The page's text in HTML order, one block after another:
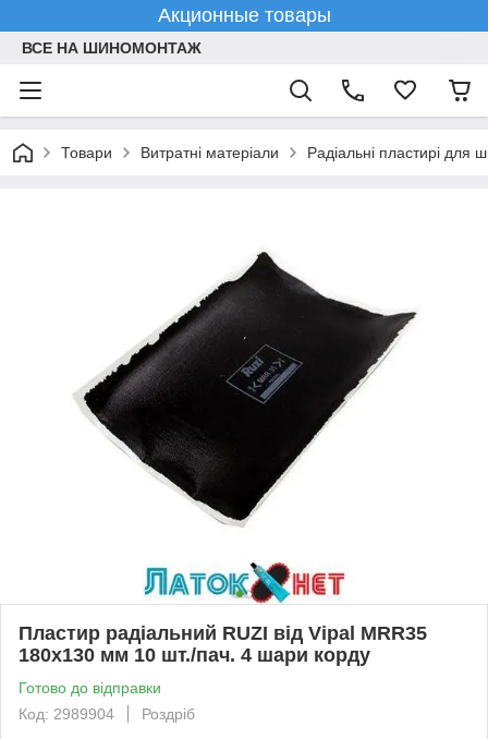
Акционные товары
ВСЕ НА ШИНОМОНТАЖ
Товари Витратні матеріали Радіальні пластирі для
Пластир радіальний RUZI від Vipal MRR35
180х130 мм 10 шт./пач. 4 шари корду
Готово до відправки
Код: 2989904
Роздріб